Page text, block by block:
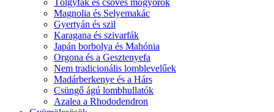
Magnolia és Selyemakác
Gyertyán és szil
Karagana és szivarfák
Japán borbolya és Mahónia
Orgona és a Gesztenyefa
Nem tradicionális lomblevelűek
Madárberkenye és a Hárs
Csüngő ágú lombhullatók
Azalea a Rhododendron